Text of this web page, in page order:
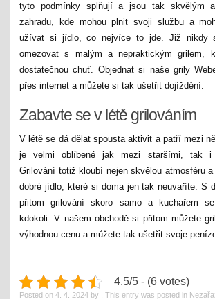
tyto podmínky splňují a jsou tak skvělým
zahradu, kde mohou plnit svoji službu a
užívat si jídlo, co nejvíce to jde. Již nikdy
omezovat s malým a nepraktickým grilem,
dostatečnou chuť. Objednat si naše grily
přes internet a můžete si tak ušetřit dojíždění.
Zabavte se v létě grilováním
V létě se dá dělat spousta aktivit a patří mezi
je velmi oblíbené jak mezi staršími, tak i
Grilování totiž kloubí nejen skvělou atmosféru
dobré jídlo, které si doma jen tak neuvaříte. S
přitom grilování skoro samo a kuchařem
kdokoli. V našem obchodě si přitom můžete
výhodnou cenu a můžete tak ušetřit svoje
4.5/5 - (6 votes)
Posted on 4. 4. 2024 by . This entry was posted in